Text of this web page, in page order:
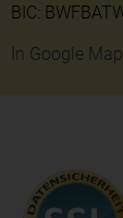
BIC:
In Google